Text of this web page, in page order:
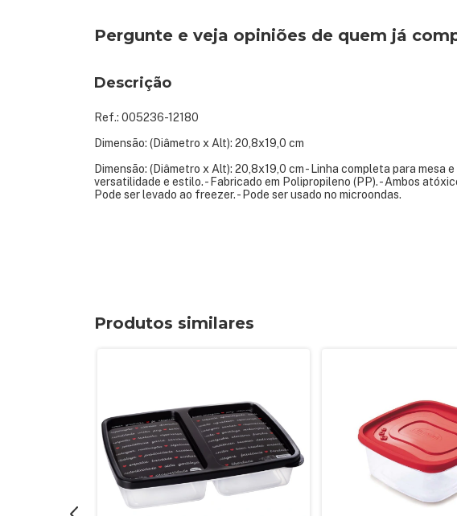
Pergunte e veja opiniões de quem já
Descrição
Ref.: 005236-12180
Dimensão: (Diâmetro x Alt): 20,8x19,0 cm
Dimensão: (Diâmetro x Alt): 20,8x19,0 cm - Linha completa para mesa
versatilidade e estilo. - Fabricado em Polipropileno (PP). - Ambos
Pode ser levado ao freezer. - Pode ser usado no microondas.
Produtos similares